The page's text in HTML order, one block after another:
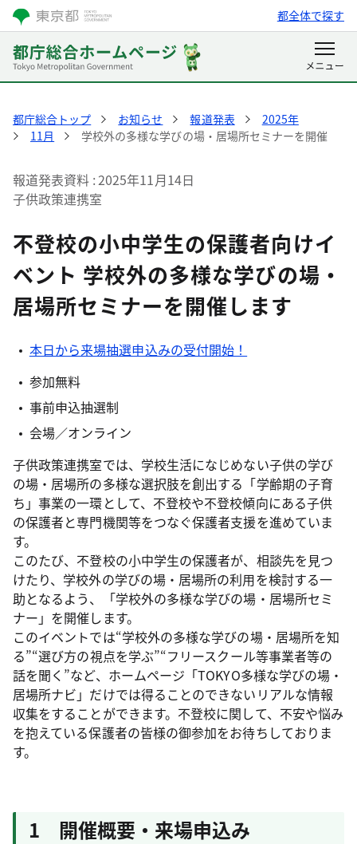
都全体で探す
都庁総合トップ お知らせ 報道発表
2025年
11月
学校外の多様な学びの場・居場所セミナーを開催
報道発表資料 2025年11月14日
子供政策連携室
不登校の小中学生の保護者向けイ
ベント 学校外の多様な学びの場・
居場所セミナーを開催します
本日から来場抽選申込みの受付開始！
参加無料
事前申込抽選制
会場／オンライン
子供政策連携室では、学校生活になじめない子供の学び
の場・居場所の多様な選択肢を創出する「学齢期の子育
ち」事業の一環として、不登校や不登校傾向にある子供
の保護者と専門機関等をつなぐ保護者支援を進めていま
す。
このたび、不登校の小中学生の保護者が、相談先を見つ
けたり、学校外の学びの場・居場所の利用を検討する一
助となるよう、「学校外の多様な学びの場・居場所セミ
ナー」を開催します。
このイベントでは“学校外の多様な学びの場・居場所を知
る”“選び方の視点を学ぶ”“フリースクール等事業者等の
話を聞く”など、ホームページ「TOKYO多様な学びの場・
居場所ナビ」だけでは得ることのできないリアルな情報
収集をすることができます。不登校に関して、不安や悩み
を抱えている保護者の皆様の御参加をお待ちしておりま
す。
1 開催概要・来場申込み